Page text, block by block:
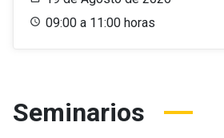
09:00 a 11:00 horas
Seminarios